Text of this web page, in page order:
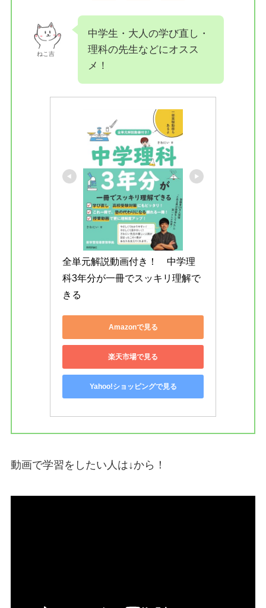
ねこ吉
中学生・大人の学び直し・
理科の先生などにオスス
メ！
全単元解説動画付き！　中学理
科3年分が一冊でスッキリ理解で
きる
Amazonで見る
楽天市場で見る
Yahoo!ショッピングで見る
動画で学習をしたい人は↓から！